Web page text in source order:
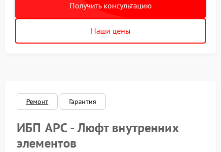
Получить консультацию
Наши цены
Ремонт Гарантия
ИБП APC - Люфт внутренних
элементов